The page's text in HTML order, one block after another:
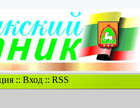
:: Вход:: RSS